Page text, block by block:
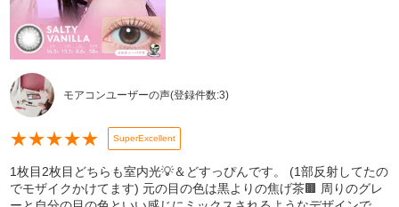
モアコンユーザーの声(登録件数:3)
★★★★★ SuperExcellent
1枚目2枚目どちらも室内光💡＆どすっぴんです。 (1部反射してたの
でモザイクかけてます) 元の目の色は黒よりの焦げ茶🟫 周りのグレ